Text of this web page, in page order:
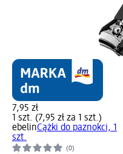
7,95 zł
1 szt. (7,95 zł za 1 szt.)
ebelinCążki do paznokci, 1
szt.
(0)